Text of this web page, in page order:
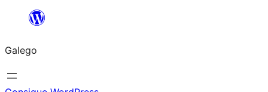
Saltar
contido
Galego